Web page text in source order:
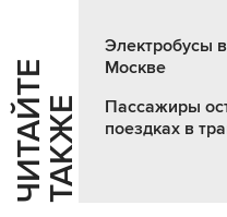
Ч
И
Т
АЙ
Т
Е
Т
А
К
ЖЕ
Электробусы
Москве
Пассажиры
поездках в